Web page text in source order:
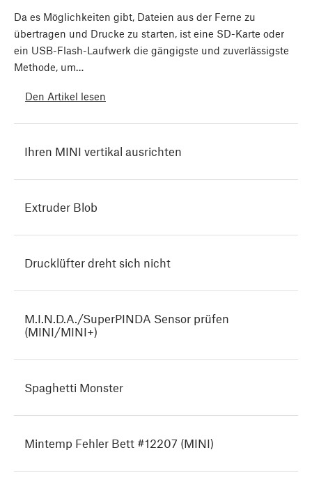
Da es Möglichkeiten gibt, Dateien aus der Ferne zu
übertragen und Drucke zu starten, ist eine SD-Karte oder
ein USB-Flash-Laufwerk die gängigste und zuverlässigste
Methode, um…
Den Artikel lesen
Ihren MINI vertikal ausrichten
Extruder Blob
Drucklüfter dreht sich nicht
M.I.N.D.A./SuperPINDA Sensor prüfen
(MINI/MINI+)
Spaghetti Monster
Mintemp Fehler Bett #12207 (MINI)